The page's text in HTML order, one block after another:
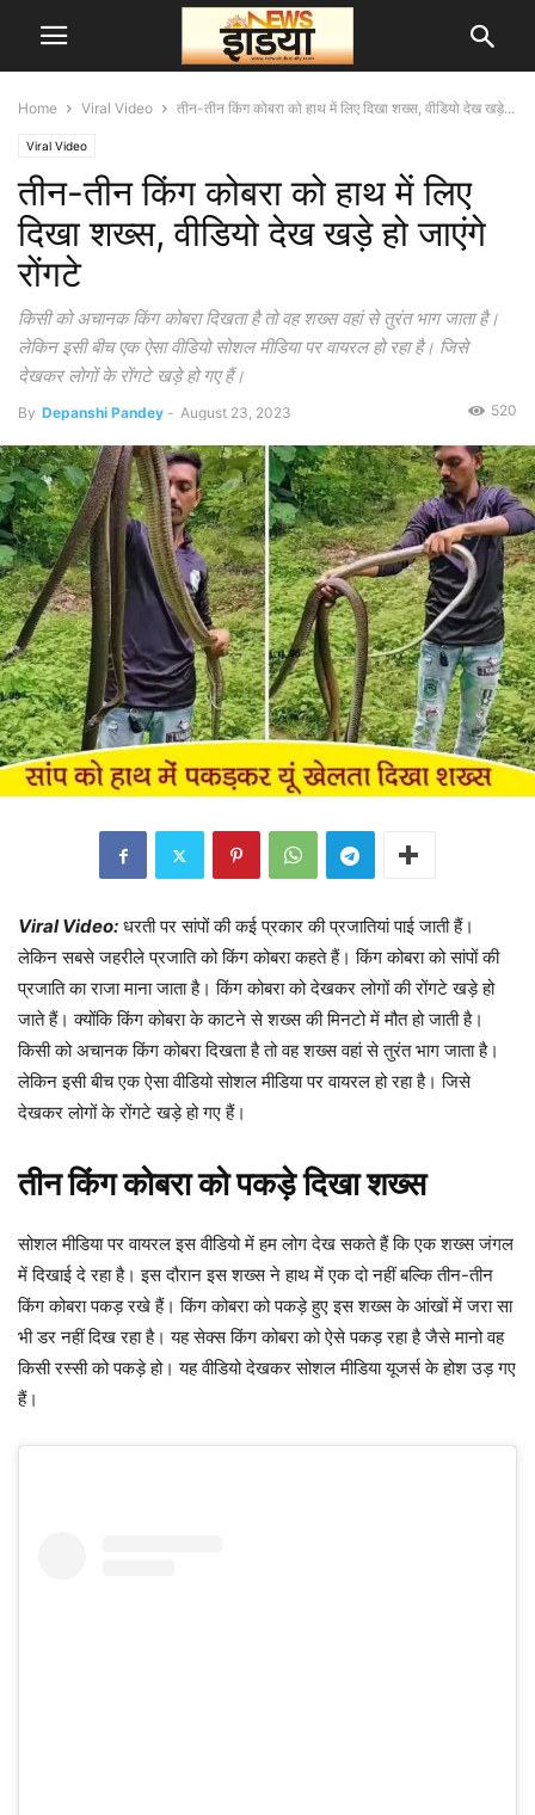
Home Viral Video तीन-तीन किंग कोबरा को हाथ में लिए दिखा शख्स, वीडियो देख खड़े...
Viral Video
तीन-तीन किंग कोबरा को हाथ में लिए
दिखा शख्स, वीडियो देख खड़े हो जाएंगे
रोंगटे
किसी को अचानक किंग कोबरा दिखता है तो वह शख्स वहां से तुरंत भाग जाता है।
लेकिन इसी बीच एक ऐसा वीडियो सोशल मीडिया पर वायरल हो रहा है। जिसे
देखकर लोगों के रोंगटे खड़े हो गए हैं।
By Depanshi Pandey - August 23, 2023 520
Viral Video: धरती पर सांपों की कई प्रकार की प्रजातियां पाई जाती हैं।
लेकिन सबसे जहरीले प्रजाति को किंग कोबरा कहते हैं। किंग कोबरा को सांपों की
प्रजाति का राजा माना जाता है। किंग कोबरा को देखकर लोगों की रोंगटे खड़े हो
जाते हैं। क्योंकि किंग कोबरा के काटने से शख्स की मिनटो में मौत हो जाती है।
किसी को अचानक किंग कोबरा दिखता है तो वह शख्स वहां से तुरंत भाग जाता है।
लेकिन इसी बीच एक ऐसा वीडियो सोशल मीडिया पर वायरल हो रहा है। जिसे
देखकर लोगों के रोंगटे खड़े हो गए हैं।
तीन किंग कोबरा को पकड़े दिखा शख्स
सोशल मीडिया पर वायरल इस वीडियो में हम लोग देख सकते हैं कि एक शख्स जंगल
में दिखाई दे रहा है। इस दौरान इस शख्स ने हाथ में एक दो नहीं बल्कि तीन-तीन
किंग कोबरा पकड़ रखे हैं। किंग कोबरा को पकड़े हुए इस शख्स के आंखों में जरा सा
भी डर नहीं दिख रहा है। यह सेक्स किंग कोबरा को ऐसे पकड़ रहा है जैसे मानो वह
किसी रस्सी को पकड़े हो। यह वीडियो देखकर सोशल मीडिया यूजर्स के होश उड़ गए
हैं।